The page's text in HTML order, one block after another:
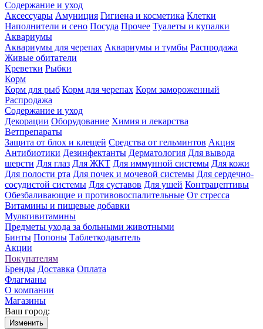
Содержание и уход
Аксессуары Амуниция Гигиена и косметика Клетки
Наполнители и сено Посуда Прочее Туалеты и купалки
Аквариумы
Аквариумы для черепах Аквариумы и тумбы Распродажа
Живые обитатели
Креветки Рыбки
Корм
Корм для рыб Корм для черепах Корм замороженный
Распродажа
Содержание и уход
Декорации Оборудование Химия и лекарства
Ветпрепараты
Защита от блох и клещей Средства от гельминтов Акция
Антибиотики Дезинфектанты Дерматология Для вывода
шерсти Для глаз Для ЖКТ Для иммунной системы Для кожи
Для полости рта Для почек и мочевой системы Для сердечно-
сосудистой системы Для суставов Для ушей Контрацептивы
Обезбаливающие и противовоспалительные От стресса
Витамины и пищевые добавки
Мультивитамины
Предметы ухода за больными животными
Бинты Попоны Таблеткодаватель
Акции
Покупателям
Бренды Доставка Оплата
Флагманы
О компании
Магазины
Ваш город:
Изменить